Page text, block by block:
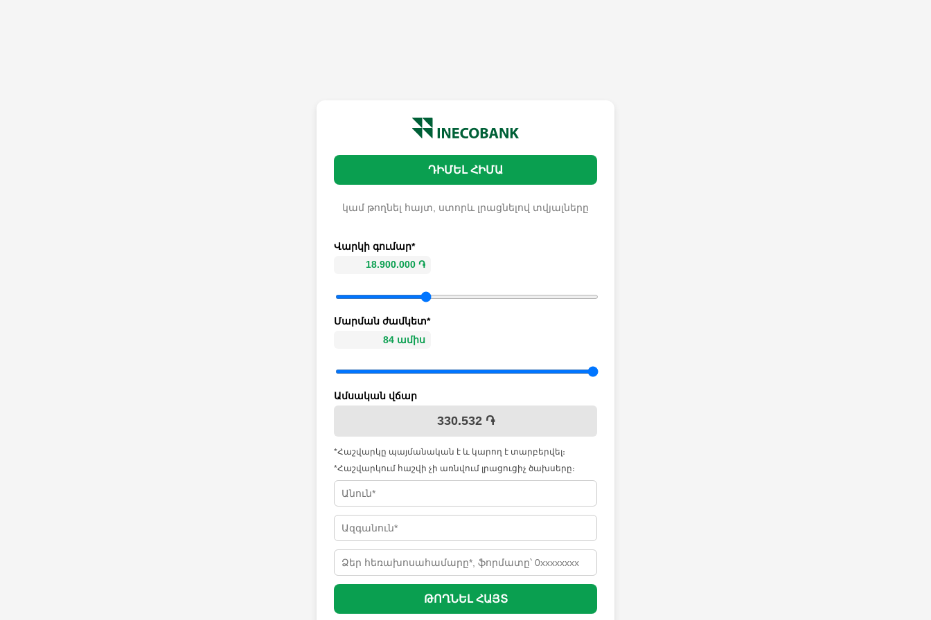
ԴԻՄԵԼ ՀԻՄԱ
կամ թողնել հայտ, ստորև լրացնելով տվյալները
Վարկի գումար*
Մարման ժամկետ*
Ամսական վճար
330.532 ֏
*Հաշվարկը պայմանական է և կարող է տարբերվել։
*Հաշվարկում հաշվի չի առնվում լրացուցիչ ծախսերը։
ԹՈՂՆԵԼ ՀԱՅՏ